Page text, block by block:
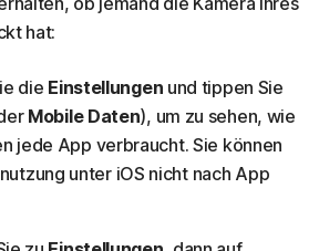
hat:
die Einstellungen und tippen Sie
Mobile Daten), um zu sehen, wie
jede App verbraucht. Sie können
unter iOS nicht nach App